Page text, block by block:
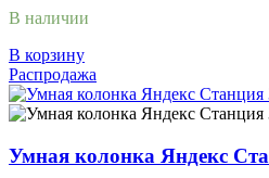
В наличии
В корзину
Распродажа
Умная колонка Яндекс